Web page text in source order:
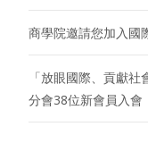
商學院邀請您加入國
「放眼國際、貢獻
分會38位新會員入會